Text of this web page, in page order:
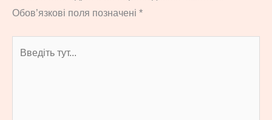
Обов’язкові поля позначені *